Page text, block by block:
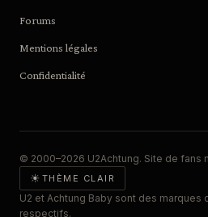
Forums
Mentions légales
Confidentialité
© 2000–2026 U2Achtung. Site de fans
☀ THÈME CLAIR
U2 et Achtung Baby sont des marques
respectifs.